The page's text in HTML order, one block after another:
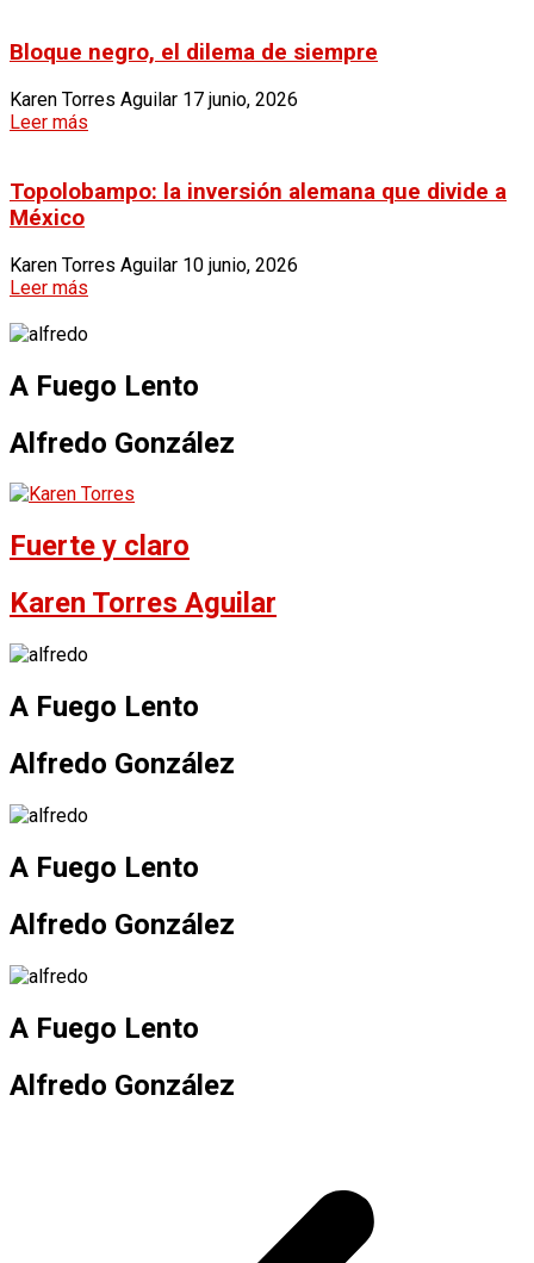
Bloque negro, el dilema de siempre
Karen Torres Aguilar 17 junio, 2026
Leer más
Topolobampo: la inversión alemana que divide a
México
Karen Torres Aguilar 10 junio, 2026
Leer más
A Fuego Lento
Alfredo González
Fuerte y claro
Karen Torres Aguilar
A Fuego Lento
Alfredo González
A Fuego Lento
Alfredo González
A Fuego Lento
Alfredo González